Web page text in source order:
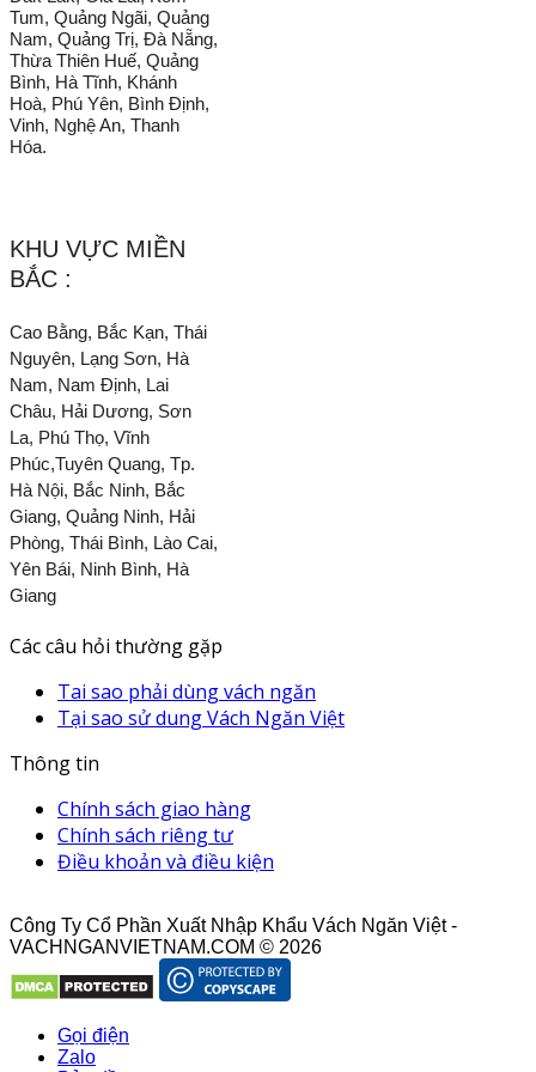
Tum, Quảng Ngãi, Quảng
Nam, Quảng Trị, Đà Nẵng,
Thừa Thiên Huế, Quảng
Bình, Hà Tĩnh, Khánh
Hoà, Phú Yên, Bình Định,
Vinh, Nghệ An, Thanh
Hóa.
KHU VỰC MIỀN
BẮC :
Cao Bằng, Bắc Kạn, Thái
Nguyên, Lạng Sơn, Hà
Nam, Nam Định, Lai
Châu, Hải Dương, Sơn
La, Phú Thọ, Vĩnh
Phúc,Tuyên Quang, Tp.
Hà Nội, Bắc Ninh, Bắc
Giang, Quảng Ninh, Hải
Phòng, Thái Bình, Lào Cai,
Yên Bái, Ninh Bình, Hà
Giang
Các câu hỏi thường gặp
Tai sao phải dùng vách ngăn
Tại sao sử dung Vách Ngăn Việt
Thông tin
Chính sách giao hàng
Chính sách riêng tư
Điều khoản và điều kiện
Công Ty Cổ Phần Xuất Nhập Khẩu Vách Ngăn Việt -
VACHNGANVIETNAM.COM © 2026
Gọi điện
Zalo